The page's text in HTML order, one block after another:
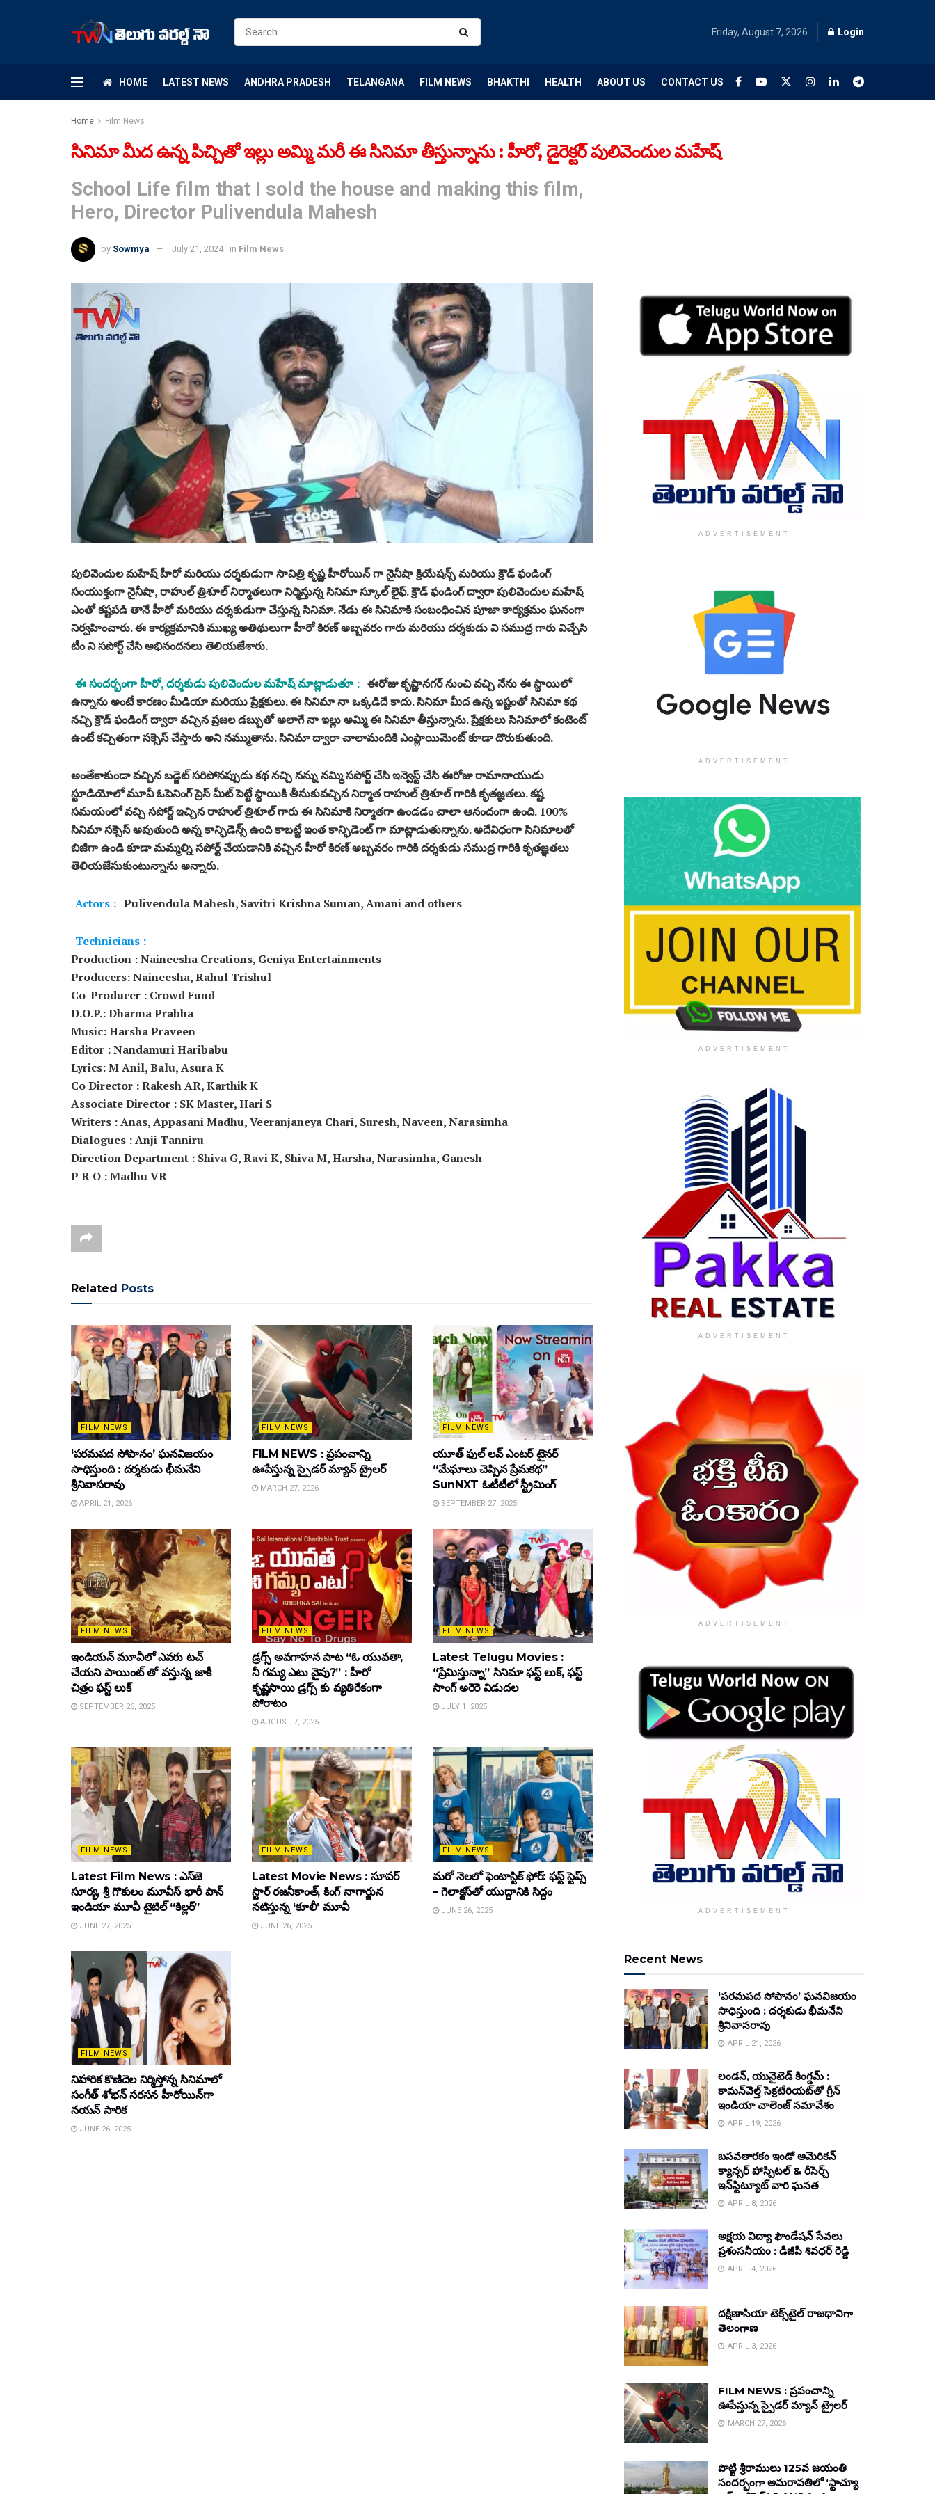
Friday, August 7, 2026 Login
HOME LATEST NEWS ANDHRA PRADESH TELANGANA FILM NEWS BHAKTHI HEALTH ABOUT US CONTACT US
Home Film News
సినిమా మీద ఉన్న పిచ్చితో ఇల్లు అమ్మి మరీ ఈ సినిమా తీస్తున్నాను : హీరో, డైరెక్టర్ పులివెందుల మహేష్
School Life film that I sold the house and making this film,
Hero, Director Pulivendula Mahesh
by Sowmya July 21, 2024 in Film News
పులివెందుల మహేష్ హీరో మరియు దర్శకుడుగా సావిత్రి కృష్ణ హీరోయిన్ గా నైనీషా క్రియేషన్స్ మరియు క్రౌడ్ ఫండింగ్
సంయుక్తంగా నైనీషా, రాహుల్ త్రిశూల్ నిర్మాతలుగా నిర్మిస్తున్న సినిమా స్కూల్ లైఫ్. క్రౌడ్ ఫండింగ్ ద్వారా పులివెందుల మహేష్
ఎంతో కష్టపడి తానే హీరో మరియు దర్శకుడుగా చేస్తున్న సినిమా. నేడు ఈ సినిమాకి సంబంధించిన పూజా కార్యక్రమం ఘనంగా
నిర్వహించారు. ఈ కార్యక్రమానికి ముఖ్య అతిథులుగా హీరో కిరణ్ అబ్బవరం గారు మరియు దర్శకుడు వి సముద్ర గారు విచ్చేసి
టీం ని సపోర్ట్ చేసి అభినందనలు తెలియజేశారు.
ఈ సందర్భంగా హీరో, దర్శకుడు పులివెందుల మహేష్ మాట్లాడుతూ : ఈరోజు కృష్ణానగర్ నుంచి వచ్చి నేను ఈ స్థాయిలో
ఉన్నాను అంటే కారణం మీడియా మరియు ప్రేక్షకులు. ఈ సినిమా నా ఒక్కడిదే కాదు. సినిమా మీద ఉన్న ఇష్టంతో సినిమా కథ
నచ్చి క్రౌడ్ ఫండింగ్ ద్వారా వచ్చిన ప్రజల డబ్బుతో అలాగే నా ఇల్లు అమ్మి ఈ సినిమా తీస్తున్నాను. ప్రేక్షకులు సినిమాలో కంటెంట్
ఉంటే కచ్చితంగా సక్సెస్ చేస్తారు అని నమ్ముతాను. సినిమా ద్వారా చాలామందికి ఎంప్లాయిమెంట్ కూడా దొరుకుతుంది.
అంతేకాకుండా వచ్చిన బడ్జెట్ సరిపోనప్పుడు కథ నచ్చి నన్ను నమ్మి సపోర్ట్ చేసి ఇన్వెస్ట్ చేసి ఈరోజు రామానాయుడు
స్టూడియోలో మూవీ ఓపెనింగ్ ప్రెస్ మీట్ పెట్టే స్థాయికి తీసుకువచ్చిన నిర్మాత రాహుల్ త్రిశూల్ గారికి కృతజ్ఞతలు. కష్ట
సమయంలో వచ్చి సపోర్ట్ ఇచ్చిన రాహుల్ త్రిశూల్ గారు ఈ సినిమాకి నిర్మాతగా ఉండడం చాలా ఆనందంగా ఉంది. 100%
సినిమా సక్సెస్ అవుతుంది అన్న కాన్ఫిడెన్స్ ఉంది కాబట్టే ఇంత కాన్ఫిడెంట్ గా మాట్లాడుతున్నాను. అదేవిధంగా సినిమాలతో
బిజీగా ఉండి కూడా మమ్మల్ని సపోర్ట్ చేయడానికి వచ్చిన హీరో కిరణ్ అబ్బవరం గారికి దర్శకుడు సముద్ర గారికి కృతజ్ఞతలు
తెలియజేసుకుంటున్నాను అన్నారు.
Actors : Pulivendula Mahesh, Savitri Krishna Suman, Amani and others
Technicians :
Production : Naineesha Creations, Geniya Entertainments
Producers: Naineesha, Rahul Trishul
Co-Producer : Crowd Fund
D.O.P.: Dharma Prabha
Music: Harsha Praveen
Editor : Nandamuri Haribabu
Lyrics: M Anil, Balu, Asura K
Co Director : Rakesh AR, Karthik K
Associate Director : SK Master, Hari S
Writers : Anas, Appasani Madhu, Veeranjaneya Chari, Suresh, Naveen, Narasimha
Dialogues : Anji Tanniru
Direction Department : Shiva G, Ravi K, Shiva M, Harsha, Narasimha, Ganesh
P R O : Madhu VR
Related Posts
FILM NEWS
‘పరమపద సోపానం’ ఘనవిజయం
సాధిస్తుంది : దర్శకుడు భీమనేని
శ్రీనివాసరావు
APRIL 21, 2026
FILM NEWS
FILM NEWS : ప్రపంచాన్ని
ఊపేస్తున్న స్పైడర్ మ్యాన్ ట్రైలర్
MARCH 27, 2026
FILM NEWS
యూత్ ఫుల్ లవ్ ఎంటర్ టైనర్
“మేఘాలు చెప్పిన ప్రేమకథ”
SunNXT ఓటీటీలో స్ట్రీమింగ్
SEPTEMBER 27, 2025
FILM NEWS
ఇండియన్ మూవీలో ఎవరు టచ్
చేయని పాయింట్ తో వస్తున్న జాకీ
చిత్రం ఫస్ట్ లుక్
SEPTEMBER 26, 2025
FILM NEWS
డ్రగ్స్ అవగాహన పాట “ఓ యువతా,
నీ గమ్య ఎటు వైపు?” : హీరో
కృష్ణసాయి డ్రగ్స్ కు వ్యతిరేకంగా
పోరాటం
AUGUST 7, 2025
FILM NEWS
Latest Telugu Movies :
“ప్రేమిస్తున్నా” సినిమా ఫస్ట్ లుక్, ఫస్ట్
సాంగ్ అరెరె విడుదల
JULY 1, 2025
FILM NEWS
Latest Film News : ఎస్‌జె
సూర్య, శ్రీ గొకులం మూవీస్‌ భారీ పాన్‌
ఇండియా మూవీ టైటిల్ “కిల్లర్”
JUNE 27, 2025
FILM NEWS
Latest Movie News : సూపర్
స్టార్ రజనీకాంత్, కింగ్ నాగార్జున
నటిస్తున్న ‘కూలీ’ మూవీ
JUNE 26, 2025
FILM NEWS
మరో నెలలో ఫెంటాస్టిక్ ఫోర్: ఫస్ట్ స్టెప్స్
– గెలాక్టస్‌తో యుద్ధానికి సిద్ధం
JUNE 26, 2025
FILM NEWS
నిహారిక కొణిదెల నిర్మిస్తోన్న సినిమాలో
సంగీత్ శోభన్ సరసన హీరోయిన్‌గా
నయన్ సారిక
JUNE 26, 2025
ADVERTISEMENT
ADVERTISEMENT
ADVERTISEMENT
ADVERTISEMENT
ADVERTISEMENT
ADVERTISEMENT
Recent News
‘పరమపద సోపానం’ ఘనవిజయం
సాధిస్తుంది : దర్శకుడు భీమనేని
శ్రీనివాసరావు
APRIL 21, 2026
లండన్, యునైటెడ్ కింగ్డమ్ :
కామన్‌వెల్త్ సెక్రటేరియట్‌తో గ్రీన్
ఇండియా చాలెంజ్ సమావేశం
APRIL 19, 2026
బసవతారకం ఇండో అమెరికన్
క్యాన్సర్ హాస్పిటల్ & రీసెర్చ్
ఇన్‌స్టిట్యూట్ వారి ఘనత
APRIL 8, 2026
అక్షయ విద్యా ఫౌండేషన్ సేవలు
ప్రశంసనీయం : డీజీపీ శివధర్ రెడ్డి
APRIL 4, 2026
దక్షిణాసియా టెక్స్‌టైల్ రాజధానిగా
తెలంగాణ
APRIL 3, 2026
FILM NEWS : ప్రపంచాన్ని
ఊపేస్తున్న స్పైడర్ మ్యాన్ ట్రైలర్
MARCH 27, 2026
పొట్టి శ్రీరాములు 125వ జయంతి
సందర్భంగా అమరావతిలో ‘స్టాచ్యూ